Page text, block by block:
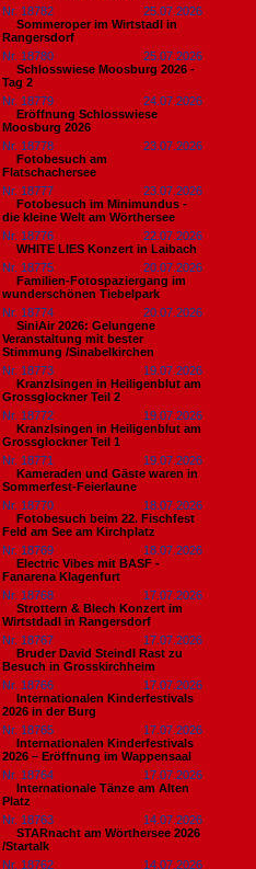
Nr. 18782
25.07.2026
Sommeroper im Wirtstadl in
Rangersdorf
Nr. 18780
25.07.2026
Schlosswiese Moosburg 2026 -
Tag 2
Nr. 18779
24.07.2026
Eröffnung Schlosswiese
Moosburg 2026
Nr. 18778
23.07.2026
Fotobesuch am
Flatschachersee
Nr. 18777
23.07.2026
Fotobesuch im Minimundus -
die kleine Welt am Wörthersee
Nr. 18776
22.07.2026
WHITE LIES Konzert in Laibach
Nr. 18775
20.07.2026
Familien-Fotospaziergang im
wunderschönen Tiebelpark
Nr. 18774
20.07.2026
SiniAir 2026: Gelungene
Veranstaltung mit bester
Stimmung /Sinabelkirchen
Nr. 18773
19.07.2026
Kranzlsingen in Heiligenblut am
Grossglockner Teil 2
Nr. 18772
19.07.2026
Kranzlsingen in Heiligenblut am
Grossglockner Teil 1
Nr. 18771
19.07.2026
Kameraden und Gäste waren in
Sommerfest-Feierlaune
Nr. 18770
18.07.2026
Fotobesuch beim 22. Fischfest
Feld am See am Kirchplatz
Nr. 18769
18.07.2026
Electric Vibes mit BASF -
Fanarena Klagenfurt
Nr. 18768
17.07.2026
Strottern & Blech Konzert im
Wirtstdadl in Rangersdorf
Nr. 18767
17.07.2026
Bruder David Steindl Rast zu
Besuch in Grosskirchheim
Nr. 18766
17.07.2026
Internationalen Kinderfestivals
2026 in der Burg
Nr. 18765
17.07.2026
Internationalen Kinderfestivals
2026 – Eröffnung im Wappensaal
Nr. 18764
17.07.2026
Internationale Tänze am Alten
Platz
Nr. 18763
14.07.2026
STARnacht am Wörthersee 2026
/Startalk
Nr. 18762
14.07.2026